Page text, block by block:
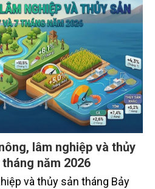
lâm nghiệp và thủy
năm 2026
và thủy sản tháng Bảy